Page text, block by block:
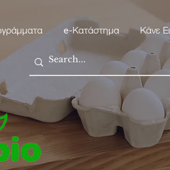
e-Κατάστημα Κάνε